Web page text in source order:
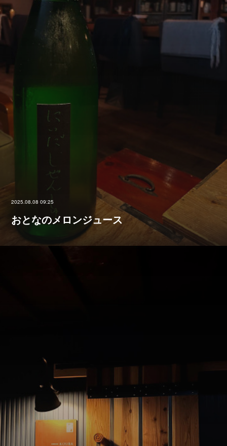
2025.08.08 09:25
おとなのメロンジュース